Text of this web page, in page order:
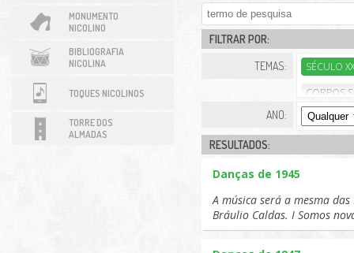
MONUMENTO
NICOLINO
BIBLIOGRAFIA
NICOLINA
TOQUES NICOLINOS
TORRE DOS
ALMADAS
FILTRAR POR:
TEMAS:
SÉCULO
CORPOS
ANO:
RESULTADOS:
Danças de 1945
A música será a mesma
Bráulio Caldas. I Somos